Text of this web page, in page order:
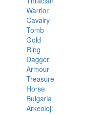
Warrior
Cavalry
Tomb
Gold
Ring
Dagger
Armour
Treasure
Horse
Bulgaria
Arkeoloji